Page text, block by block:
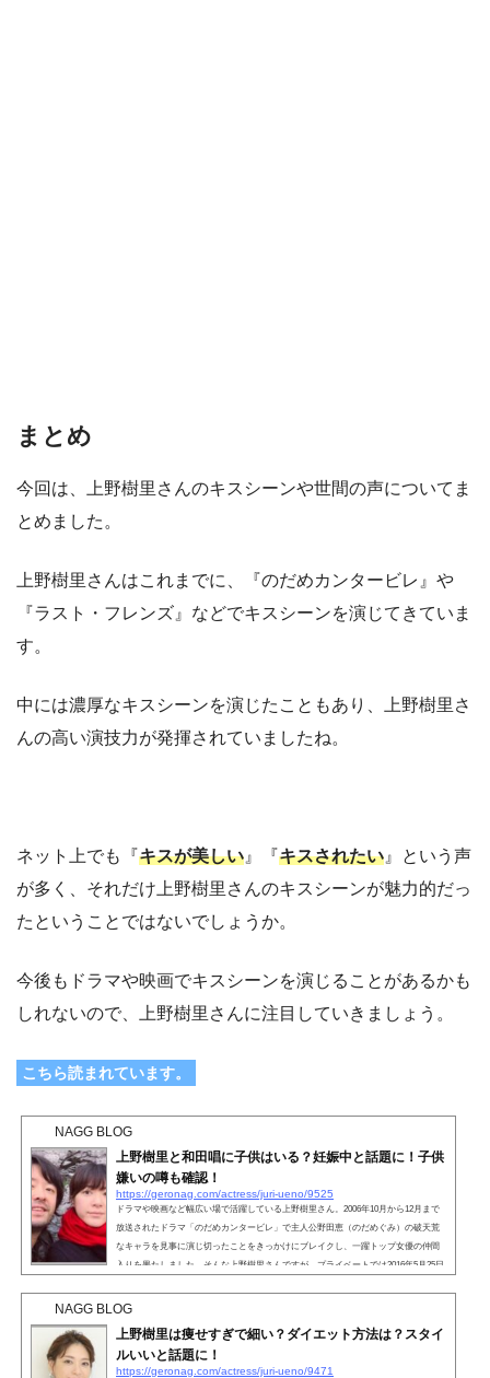
まとめ
今回は、上野樹里さんのキスシーンや世間の声についてま
とめました。
上野樹里さんはこれまでに、『のだめカンタービレ』や
『ラスト・フレンズ』などでキスシーンを演じてきていま
す。
中には濃厚なキスシーンを演じたこともあり、上野樹里さ
んの高い演技力が発揮されていましたね。
ネット上でも『キスが美しい 』『キスされたい 』という声
が多く、それだけ上野樹里さんのキスシーンが魅力的だっ
たということではないでしょうか。
今後もドラマや映画でキスシーンを演じることがあるかも
しれないので、上野樹里さんに注目していきましょう。
こちら読まれています。
NAGG BLOG
上野樹里と和田唱に子供はいる？妊娠中と話題に！子供
嫌いの噂も確認！
https://geronag.com/actress/juri-ueno/9525
ドラマや映画など幅広い場で活躍している上野樹里さん。2006年10月から12月まで
放送されたドラマ「のだめカンタービレ」で主人公野田恵（のだめぐみ）の破天荒
なキャラを見事に演じ切ったことをきっかけにブレイクし、一躍トップ女優の仲間
入りを果たしました。そんな上野樹里さんですが、プライベートでは2016年5月25日
NAGG BLOG
上野樹里は痩せすぎで細い？ダイエット方法は？スタイ
ルいいと話題に！
https://geronag.com/actress/juri-ueno/9471